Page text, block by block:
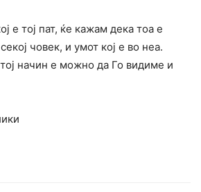
е тој пат, ќе кажам дека тоа е
човек, и умот кој е во неа.
начин е можно да Го видиме и